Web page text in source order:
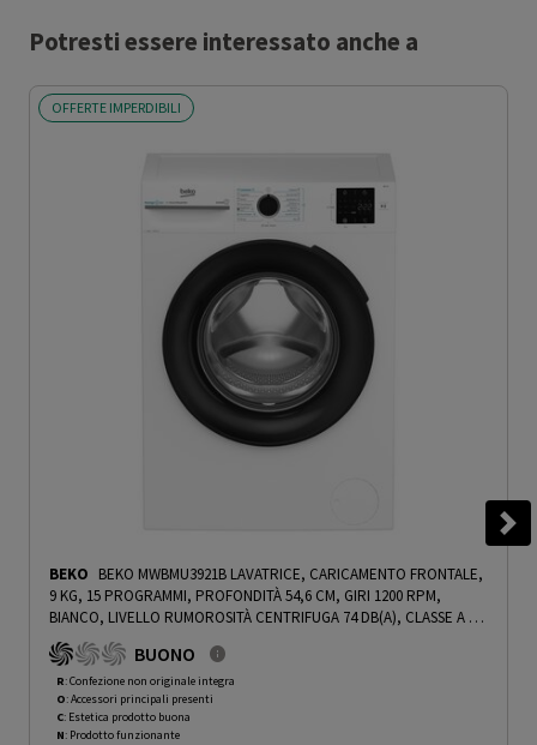
Potresti essere interessato anche a
OFFERTE IMPERDIBILI
BEKO BEKO MWBMU3921B LAVATRICE, CARICAMENTO FRONTALE,
9 KG, 15 PROGRAMMI, PROFONDITÀ 54,6 CM, GIRI 1200 RPM,
BIANCO, LIVELLO RUMOROSITÀ CENTRIFUGA 74 DB(A), CLASSE A -
PRMG GRADING ROCN - 15%
BUONO
R: Confezione non originale integra
O: Accessori principali presenti
C: Estetica prodotto buona
N: Prodotto funzionante